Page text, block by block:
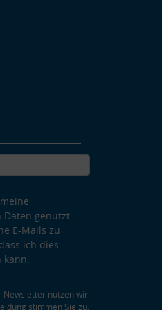
Daten genutzt
E-Mails zu
ich dies
kann.
Newsletter nutzen wir
stimmen Sie zu,